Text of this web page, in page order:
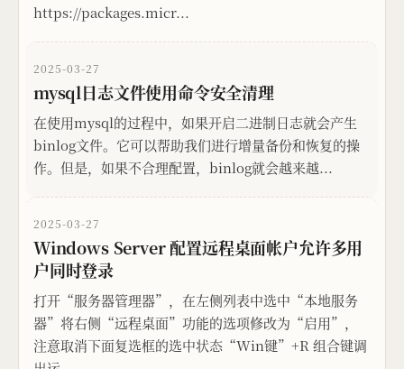
https://packages.micr...
2025-03-27
mysql日志文件使用命令安全清理
在使用mysql的过程中，如果开启二进制日志就会产生
binlog文件。它可以帮助我们进行增量备份和恢复的操
作。但是，如果不合理配置，binlog就会越来越...
2025-03-27
Windows Server 配置远程桌面帐户允许多用
户同时登录
打开“服务器管理器”，在左侧列表中选中“本地服务
器”将右侧“远程桌面”功能的选项修改为“启用”，
注意取消下面复选框的选中状态“Win键”+R 组合键调